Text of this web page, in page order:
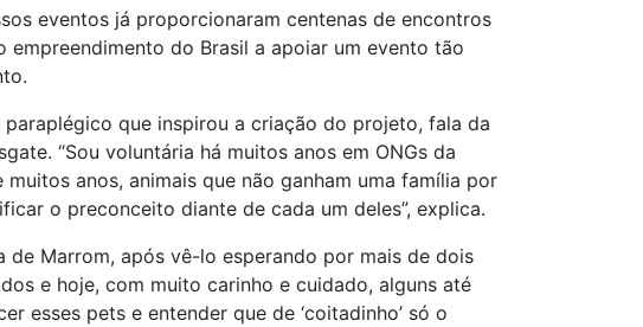
eventos já proporcionaram centenas de encontros
do Brasil a apoiar um evento tão
que inspirou a criação do projeto, fala da
“Sou voluntária há muitos anos em ONGs da
anos, animais que não ganham uma família por
o preconceito diante de cada um deles”, explica.
Marrom, após vê-lo esperando por mais de dois
e hoje, com muito carinho e cuidado, alguns até
esses pets e entender que de ‘coitadinho’ só o